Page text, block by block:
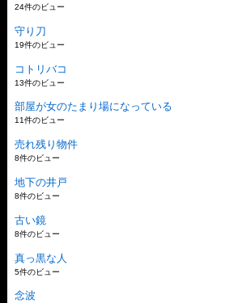
24件のビュー
守り刀
19件のビュー
コトリバコ
13件のビュー
部屋が女のたまり場になっている
11件のビュー
売れ残り物件
8件のビュー
地下の井戸
8件のビュー
古い鏡
8件のビュー
真っ黒な人
5件のビュー
念波